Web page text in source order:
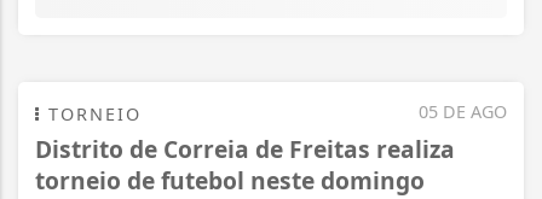
05 DE AGO
TORNEIO
Distrito de Correia de Freitas realiza
torneio de futebol neste domingo